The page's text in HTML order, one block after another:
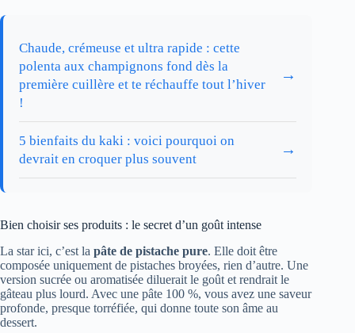
Chaude, crémeuse et ultra rapide : cette
polenta aux champignons fond dès la
première cuillère et te réchauffe tout l’hiver
!
→
5 bienfaits du kaki : voici pourquoi on
devrait en croquer plus souvent
→
Bien choisir ses produits : le secret d’un goût intense
La star ici, c’est la pâte de pistache pure. Elle doit être
composée uniquement de pistaches broyées, rien d’autre. Une
version sucrée ou aromatisée diluerait le goût et rendrait le
gâteau plus lourd. Avec une pâte 100 %, vous avez une saveur
profonde, presque torréfiée, qui donne toute son âme au
dessert.